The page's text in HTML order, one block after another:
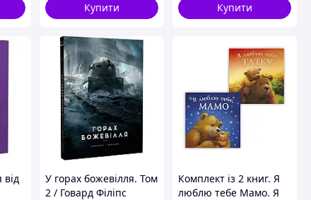
Купити Купити
У горах божевілля. Том
2 / Говард Філіпс
Комплект із 2 книг. Я
люблю тебе Мамо. Я